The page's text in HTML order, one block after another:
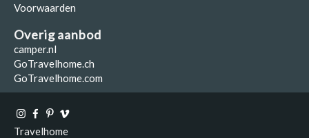
Voorwaarden
Overig aanbod
camper.nl
GoTravelhome.ch
GoTravelhome.com
Travelhome